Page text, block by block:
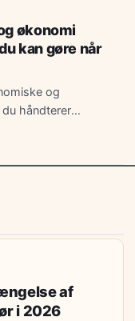
økonomi
kan gøre når
og
håndterer
af
i 2026